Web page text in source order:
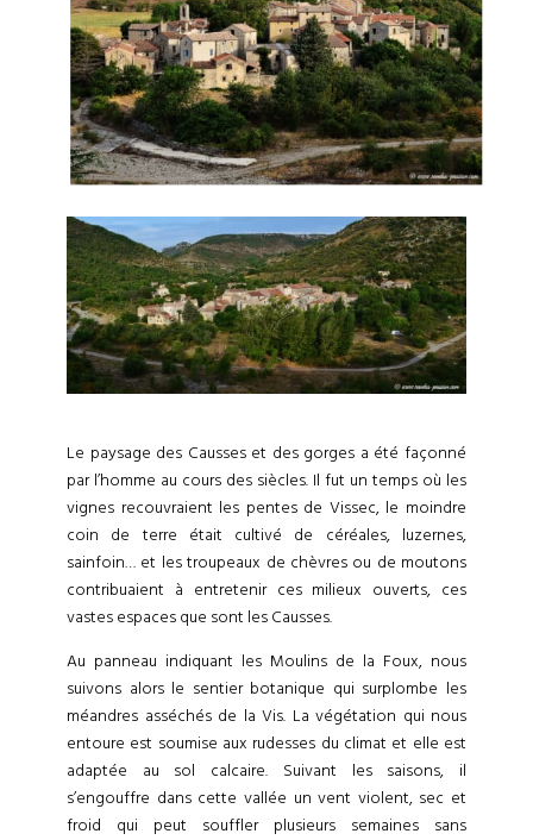
Le paysage des Causses et des gorges a été façonné
par l’homme au cours des siècles. Il fut un temps où les
vignes recouvraient les pentes de Vissec, le moindre
coin de terre était cultivé de céréales, luzernes,
sainfoin… et les troupeaux de chèvres ou de moutons
contribuaient à entretenir ces milieux ouverts, ces
vastes espaces que sont les Causses.
Au panneau indiquant les Moulins de la Foux, nous
suivons alors le sentier botanique qui surplombe les
méandres asséchés de la Vis. La végétation qui nous
entoure est soumise aux rudesses du climat et elle est
adaptée au sol calcaire. Suivant les saisons, il
s’engouffre dans cette vallée un vent violent, sec et
froid qui peut souffler plusieurs semaines sans